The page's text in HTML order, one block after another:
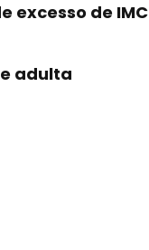
excesso de IMC
adulta